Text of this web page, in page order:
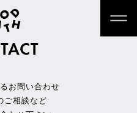
お問い合わせ
ご相談など